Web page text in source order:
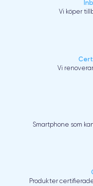
Vi köper
Vi
Smartphone som
Produkter